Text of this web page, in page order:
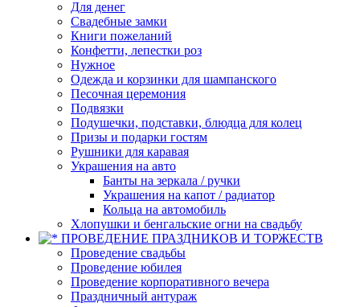
Для денег
Свадебные замки
Книги пожеланий
Конфетти, лепестки роз
Нужное
Одежда и корзинки для шампанского
Песочная церемония
Подвязки
Подушечки, подставки, блюдца для колец
Призы и подарки гостям
Рушники для каравая
Украшения на авто
Банты на зеркала / ручки
Украшения на капот / радиатор
Кольца на автомобиль
Хлопушки и бенгальские огни на свадьбу
ПРОВЕДЕНИЕ ПРАЗДНИКОВ И ТОРЖЕСТВ
Проведение свадьбы
Проведение юбилея
Проведение корпоративного вечера
Праздничный антураж